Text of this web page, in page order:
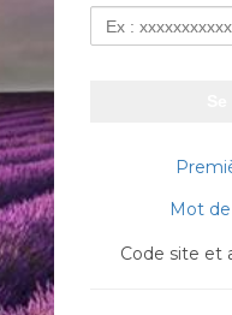
Mot
Code site et